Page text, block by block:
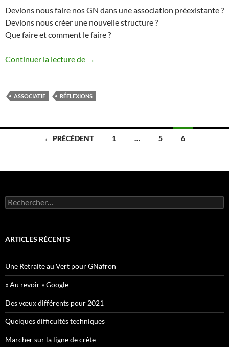
Devions nous faire nos GN dans une association préexistante ?
Devions nous créer une nouvelle structure ?
Que faire et comment le faire ?
Continuer la lecture de Une association ?
→
ASSOCIATIF RÉFLEXIONS
Navigation
articles
← PRÉCÉDENT 1 … 5 6
Rechercher :
ARTICLES RÉCENTS
Une Retraite au Vert pour GNafron
« Au revoir » Google
Des vœux différents pour 2021
Quelques difficultés techniques
Marcher sur la ligne de crête